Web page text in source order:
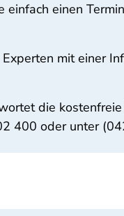
einfach einen
mit einer
die
400 oder unter